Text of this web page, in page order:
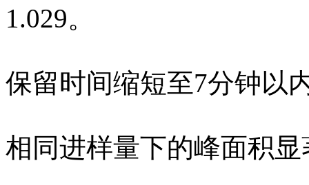
1.029。
保留时间缩短至7分钟以
相同进样量下的峰面积